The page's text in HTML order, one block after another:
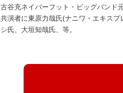
古谷充ネイバーフット・ビッグバンド
共演者に東原力哉氏(ナニワ・エキス
シ氏、大垣知哉氏、等。